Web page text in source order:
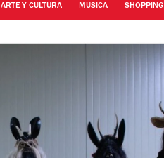
ARTE Y CULTURA MUSICA SHOPPING